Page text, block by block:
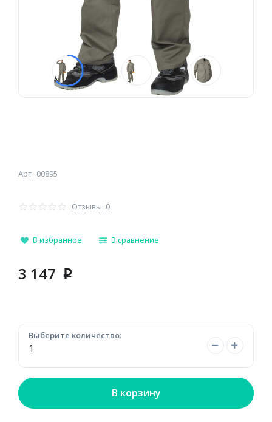
Арт 00895
Отзывы: 0
В избранное В сравнение
3 147 p
Выберите количество:
В корзину